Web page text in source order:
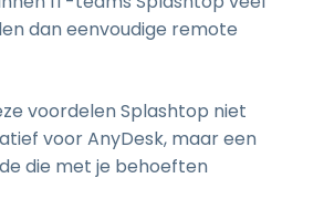
dan eenvoudige remote
voordelen Splashtop niet
voor AnyDesk, maar een
die met je behoeften